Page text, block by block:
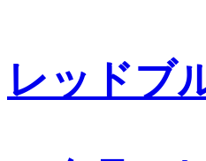
レッドブ